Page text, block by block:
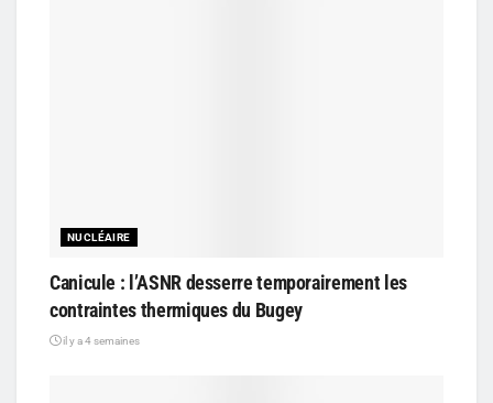
NUCLÉAIRE
Canicule : l’ASNR desserre temporairement les
contraintes thermiques du Bugey
il y a 4 semaines